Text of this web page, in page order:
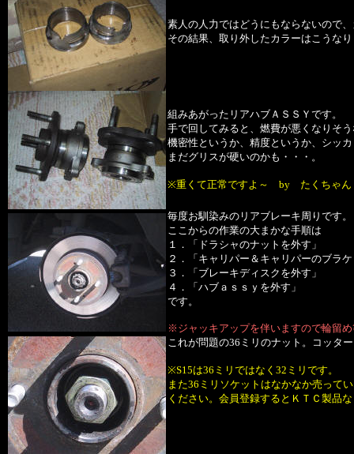
素人の人力ではどうにもならないので
その結果、取り外したカラーはこうな
組みあがったリアハブＡＳＳＹです。
手で回してみると、燃費が悪くなりそ
機密性というか、精度というか、シッ
まだグリスが硬いのかも・・・。
※重くて正常ですよ～ by たくちゃん
毎度お馴染みのリアブレーキ周りです。
ここからの作業の大まかな手順は
１．「ドラシャのナットを外す」
２．「キャリパー＆キャリパーのブラ
３．「ブレーキディスクを外す」
４．「ハブａｓｓｙを外す」
です。
※ジャッキアップを伴いますので輪留
これが問題の36ミリのナット。コッタ
※S15は36ミリではなく32ミリです。
また36ミリソケットはなかなか売って
ください。会員登録するとＫＴＣ製品